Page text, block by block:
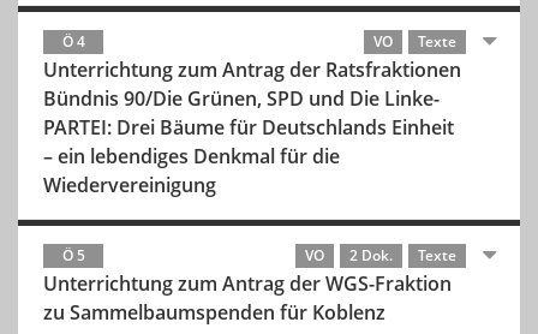
Ö 4 VO Texte
Unterrichtung zum Antrag der Ratsfraktionen
Bündnis 90/Die Grünen, SPD und Die Linke-
PARTEI: Drei Bäume für Deutschlands Einheit
– ein lebendiges Denkmal für die
Wiedervereinigung
Ö 5 VO 2 Dok. Texte
Unterrichtung zum Antrag der WGS-Fraktion
zu Sammelbaumspenden für Koblenz